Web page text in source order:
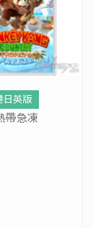
1- 3/3/2026）
DEC 2025)
訂後續跟進
日英版
帶急凍